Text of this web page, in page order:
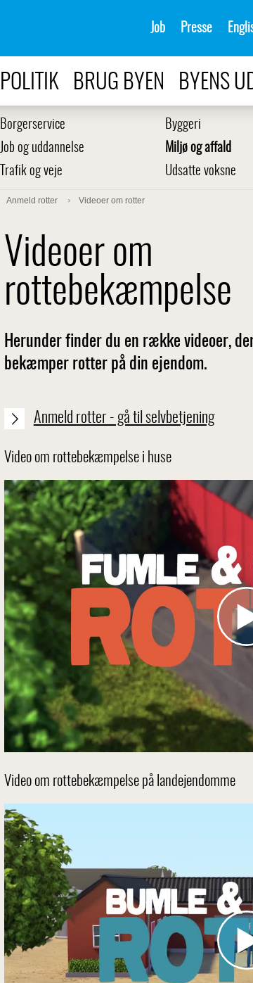
Job Presse
POLITIK BRUG BYEN BYENS
Borgerservice Byggeri
Job og uddannelse Miljø og affald
Trafik og veje Udsatte voksne
Anmeld rotter Videoer om rotter
Videoer om
rottebekæmpelse
Herunder finder du en række videoer,
bekæmper rotter på din ejendom.
Anmeld rotter - gå til selvbetjening
Video om rottebekæmpelse i huse
Video om rottebekæmpelse på landejendomme